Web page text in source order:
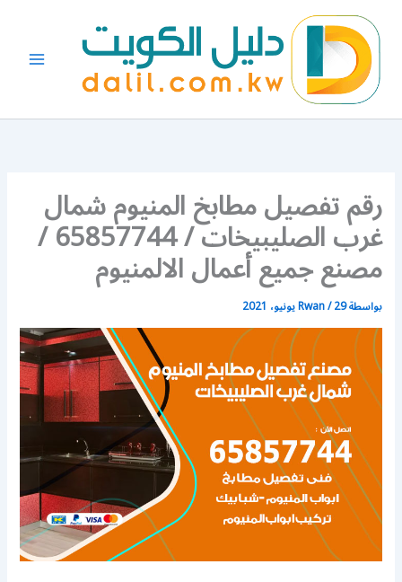
المحتوى
رقم تفصيل مطابخ المنيوم شمال
غرب الصليبيخات / 65857744 /
مصنع جميع أعمال الالمنيوم
بواسطة Rwan/29 يونيو، 2021